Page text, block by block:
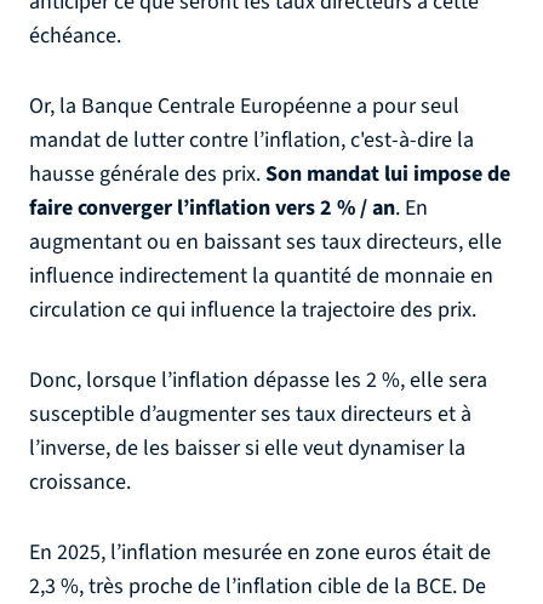
échéance.
Or, la Banque Centrale Européenne a pour seul
mandat de lutter contre l’inflation, c'est-à-dire la
hausse générale des prix.Son mandat lui impose de
faire converger l’inflation vers 2 % / an. En
augmentant ou en baissant ses taux directeurs, elle
influence indirectement la quantité de monnaie en
circulation ce qui influence la trajectoire des prix.
Donc, lorsque l’inflation dépasse les 2 %, elle sera
susceptible d’augmenter ses taux directeurs et à
l’inverse, de les baisser si elle veut dynamiser la
croissance.
En 2025, l’inflation mesurée en zone euros était de
2,3 %, très proche de l’inflation cible de la BCE. De